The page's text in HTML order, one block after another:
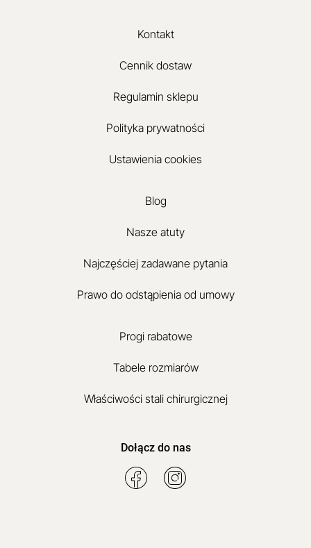
Kontakt
Cennik dostaw
Regulamin sklepu
Polityka prywatności
Ustawienia cookies
Blog
Nasze atuty
Najczęściej zadawane pytania
Prawo do odstąpienia od umowy
Progi rabatowe
Tabele rozmiarów
Właściwości stali chirurgicznej
Dołącz do nas